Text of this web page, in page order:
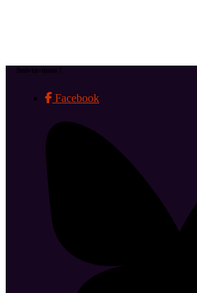
Suivez-nous !
Facebook